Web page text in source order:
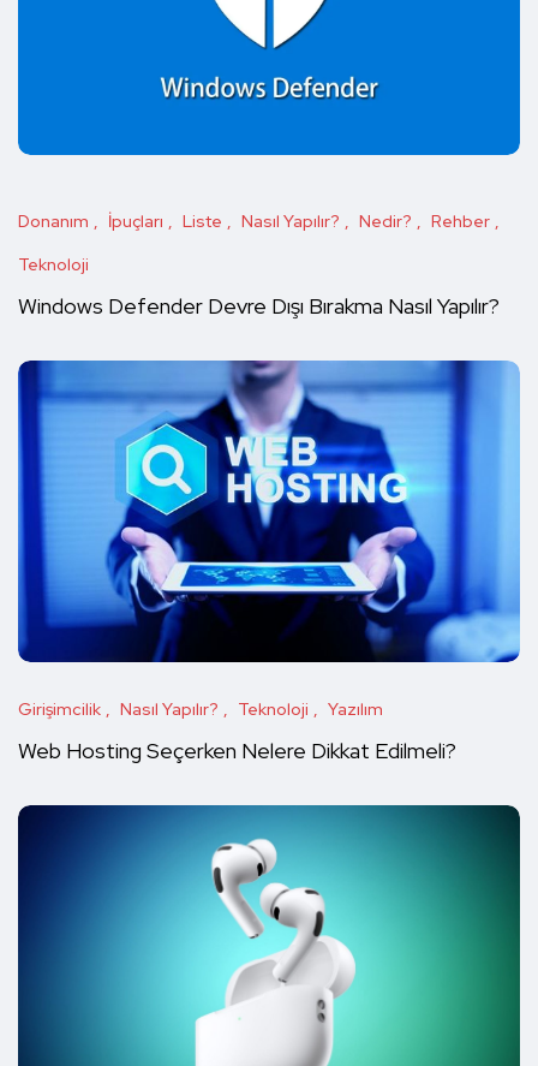
Donanım İpuçları Liste Nasıl Yapılır? Nedir?
Rehber
Teknoloji
Windows Defender Devre Dışı Bırakma Nasıl Yapılır?
Girişimcilik Nasıl Yapılır? Teknoloji Yazılım
Web Hosting Seçerken Nelere Dikkat Edilmeli?